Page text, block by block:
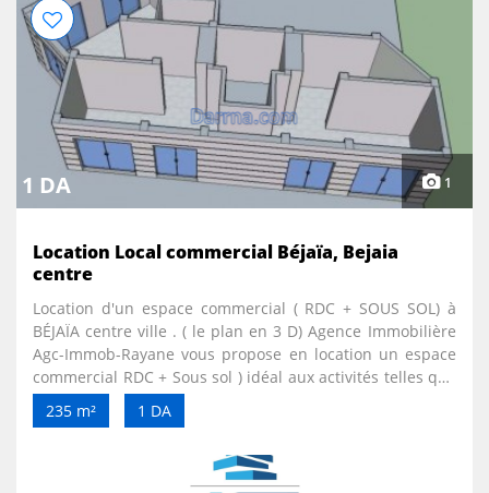
1 DA 1
Location Local commercial Béjaïa, Bejaia
centre
Location d'un espace commercial ( RDC + SOUS SOL) à
BÉJAÏA centre ville . ( le plan en 3 D) Agence Immobilière
Agc-Immob-Rayane vous propose en location un espace
commercial RDC + Sous sol ) idéal aux activités telles que
les travaux de finition Bâtiment, pièces de rechange ect
..., situé à la zone industrielle sur la route principale, à
235 m² 1 DA